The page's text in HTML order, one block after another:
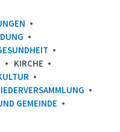
KIRCHE
GEMEINDE